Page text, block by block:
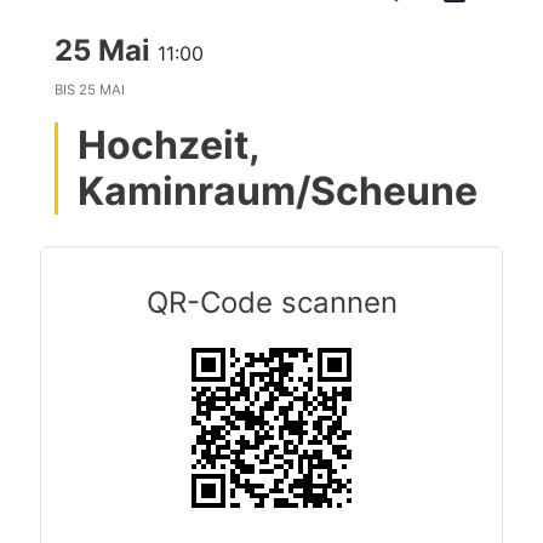
25 Mai 11:00
BIS 25 MAI
Hochzeit,
Kaminraum/Scheune
QR-Code scannen